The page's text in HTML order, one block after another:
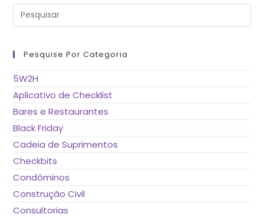
Pesquise Por Categoria
5W2H
Aplicativo de Checklist
Bares e Restaurantes
Black Friday
Cadeia de Suprimentos
Checkbits
Condôminos
Construção Civil
Consultorias